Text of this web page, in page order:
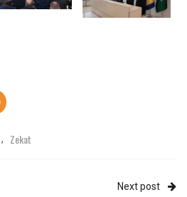
, Zekat
Next post